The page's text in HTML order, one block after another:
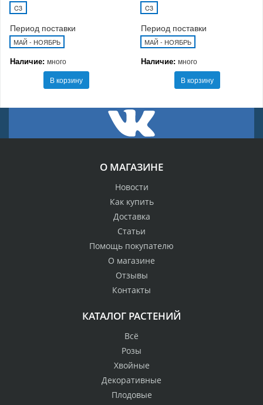
C3
Период поставки
МАЙ - НОЯБРЬ
Наличие: много
В корзину
C3
Период поставки
МАЙ - НОЯБРЬ
Наличие: много
В корзину
О МАГАЗИНЕ
Новости
Как купить
Доставка
Статьи
Помощь покупателю
О магазине
Отзывы
Контакты
КАТАЛОГ РАСТЕНИЙ
Всё
Розы
Хвойные
Декоративные
Плодовые